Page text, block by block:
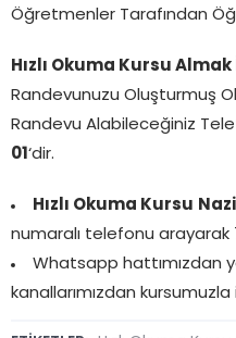
Öğretmenler Tarafından
Hızlı Okuma Kursu
Randevunuzu Oluşturmuş
Randevu Alabileceğiniz
01 ‘dir.
Hızlı Okuma Kursu
numaralı telefonu arayarak
Whatsapp hattımızdan
kanallarımızdan